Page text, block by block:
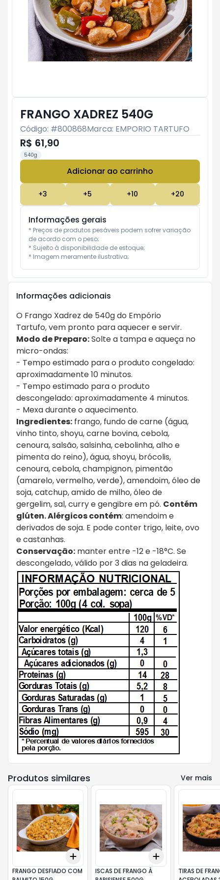
FRANGO XADREZ 540G
Código: #800868Marca: EMPORIO TARTUFO
R$ 61,90
540g
Adicionar ao carrinho
+3 +5 +10 +20
Informações gerais
* Preços de produtos pesáveis podem sofrer variação
de acordo com o peso;
* Sujeito à disponibilidade de estoque;
* Imagem meramente ilustrativa;
Informações adicionais
O Frango Xadrez de 540g do Empório
Tartufo, vem pronto para aquecer e servir.
Modo de Preparo:Solte a tampa e aqueça no
micro-ondas:
- Tempo estimado para o produto congelado:
aproximadamente 10 minutos.
- Tempo estimado para o produto
descongelado: aproximadamente 4 minutos.
- Mexa durante o aquecimento.
Ingredientes: frango, fundo de carne (água,
vinho tinto, shoyu, carne bovina, cebola,
cenoura, salsão, salsinha, cebolinha, alho e
pimenta do reino), água, shoyu, brócolis,
cenoura, cebola, champignon, pimentão
(amarelo, vermelho, verde), amendoim, óleo de
soja, catchup, amido de milho, óleo de
gergelim, sal, curry e gengibre em pó. Contém
glúten. Alérgicos contém: amendoim e
derivados de soja. E pode conter trigo, leite, ovo
e castanhas.
Conservação: manter entre -12 e -18°C. Se
descongelado, válido por 3 dias na geladeira.
Produtos similares Ver mais
Add
FRANGO DESFIADO COM
Add
ISCAS DE FRANGO À
TIRAS DE